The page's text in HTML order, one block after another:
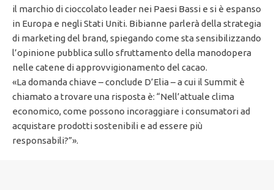
il marchio di cioccolato leader nei Paesi Bassi e si è espanso
in Europa e negli Stati Uniti. Bibianne parlerà della strategia
di marketing del brand, spiegando come sta sensibilizzando
l’opinione pubblica sullo sfruttamento della manodopera
nelle catene di approvvigionamento del cacao.
«La domanda chiave – conclude D’Elia – a cui il Summit è
chiamato a trovare una risposta è: “Nell’attuale clima
economico, come possono incoraggiare i consumatori ad
acquistare prodotti sostenibili e ad essere più
responsabili?”».